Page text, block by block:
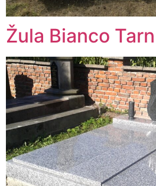
Žula Bianco